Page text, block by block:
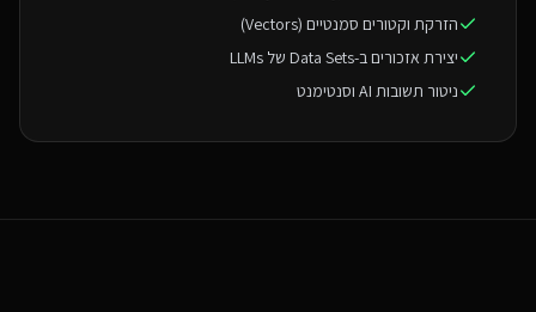
הזרקת וקטורים סמנטיים (Vectors)
יצירת אזכורים ב-Data Sets של LLMs
ניטור תשובות AI וסנטימנט